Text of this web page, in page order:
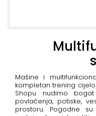
šipke
Bučice
Mašine i
kompletan trening
Shopu nudimo
povlačenja, potiske,
prostoru. Pogodne